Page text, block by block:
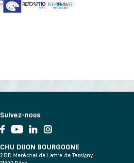
Suivez-nous
CHU DIJON BOURGOGNE
2 BD Maréchal de Lattre de Tassigny